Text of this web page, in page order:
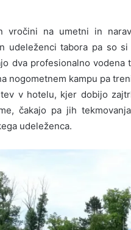
vročini na umetni in
udeleženci tabora pa so
dva profesionalno vodena
nogometnem kampu pa
v hotelu, kjer dobijo
čakajo pa jih
udeleženca.